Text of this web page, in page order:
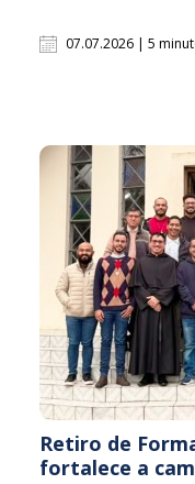
07.07.2026 | 5
Retiro de
fortalece a